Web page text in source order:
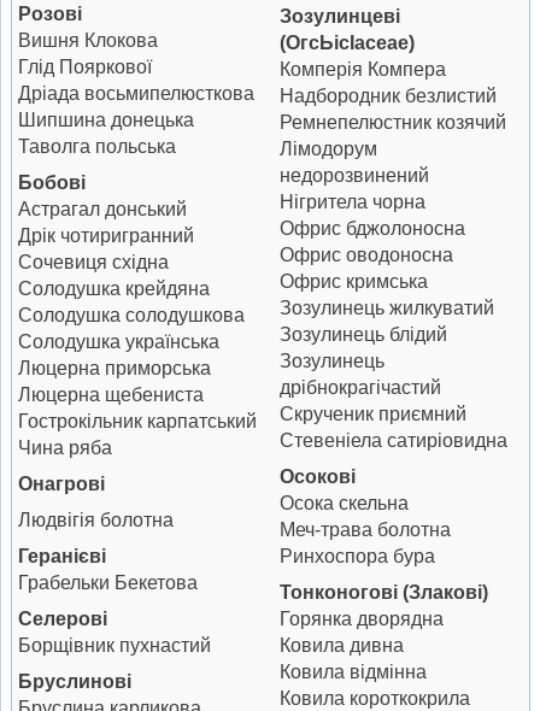
Розові
Вишня Клокова
Глід Пояркової
Дріада восьмипелюсткова
Шипшина донецька
Таволга польська
Бобові
Астрагал донський
Дрік чотиригранний
Сочевиця східна
Солодушка крейдяна
Солодушка солодушкова
Солодушка українська
Люцерна приморська
Люцерна щебениста
Гострокільник карпатський
Чина ряба
Онагрові
Людвігія болотна
Геранієві
Грабельки Бекетова
Селерові
Борщівник пухнастий
Бруслинові
Зозулинцеві
(ОгсЬісІасеае)
Комперія Компера
Надбородник безлистий
Ремнепелюстник козячий
Лімодорум
недорозвинений
Нігритела чорна
Офрис бджолоносна
Офрис оводоносна
Офрис кримська
Зозулинець жилкуватий
Зозулинець блідий
Зозулинець
дрібнокрагічастий
Скрученик приємний
Стевеніела сатиріовидна
Осокові
Осока скельна
Меч-трава болотна
Ринхоспора бура
Тонконогові (Злакові)
Горянка дворядна
Ковила дивна
Ковила відмінна
Ковила короткокрила